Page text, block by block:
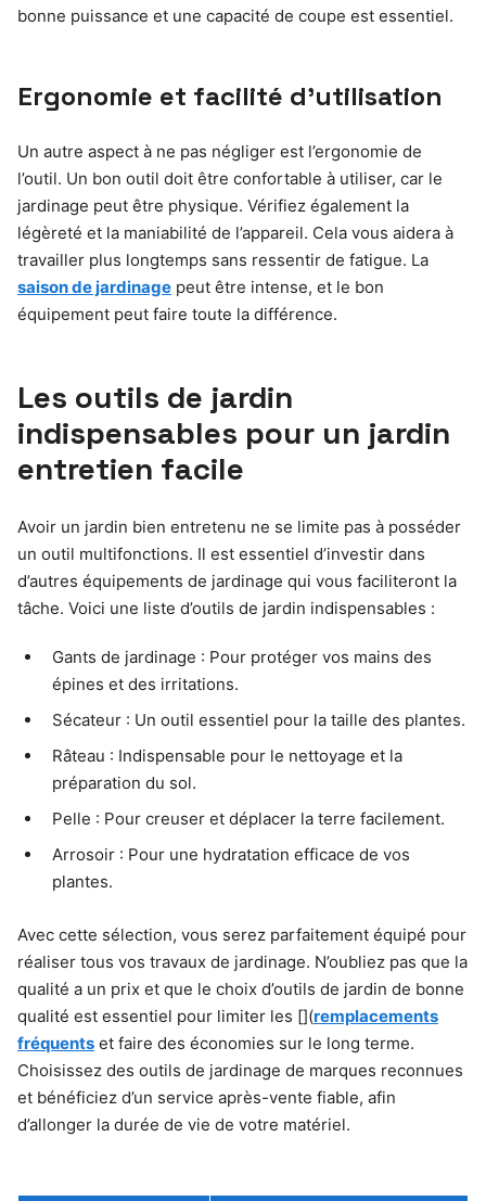
bonne puissance et une capacité de coupe est essentiel.
Ergonomie et facilité d’utilisation
Un autre aspect à ne pas négliger est l’ergonomie de
l’outil. Un bon outil doit être confortable à utiliser, car le
jardinage peut être physique. Vérifiez également la
légèreté et la maniabilité de l’appareil. Cela vous aidera à
travailler plus longtemps sans ressentir de fatigue. La
saison de jardinage peut être intense, et le bon
équipement peut faire toute la différence.
Les outils de jardin
indispensables pour un jardin
entretien facile
Avoir un jardin bien entretenu ne se limite pas à posséder
un outil multifonctions. Il est essentiel d’investir dans
d’autres équipements de jardinage qui vous faciliteront la
tâche. Voici une liste d’outils de jardin indispensables :
Gants de jardinage : Pour protéger vos mains des
épines et des irritations.
Sécateur : Un outil essentiel pour la taille des plantes.
Râteau : Indispensable pour le nettoyage et la
préparation du sol.
Pelle : Pour creuser et déplacer la terre facilement.
Arrosoir : Pour une hydratation efficace de vos
plantes.
Avec cette sélection, vous serez parfaitement équipé pour
réaliser tous vos travaux de jardinage. N’oubliez pas que la
qualité a un prix et que le choix d’outils de jardin de bonne
qualité est essentiel pour limiter les [](remplacements
fréquents et faire des économies sur le long terme.
Choisissez des outils de jardinage de marques reconnues
et bénéficiez d’un service après-vente fiable, afin
d’allonger la durée de vie de votre matériel.